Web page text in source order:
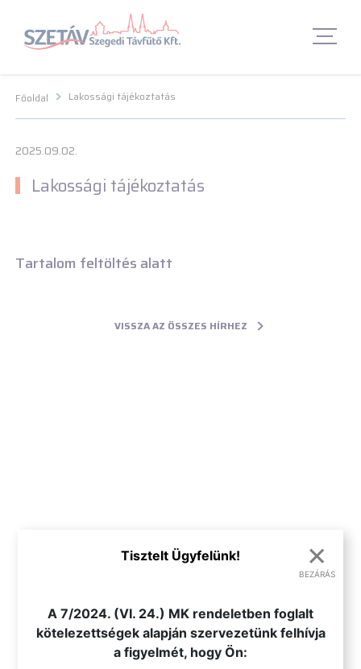
Navigációs menü segédlet
Fő Navigációs menü Fő Navigációs menü Fő tartalom Fő
Főoldal Lakossági tájékoztatás
2025.09.02.
Lakossági tájékoztatás
Tartalom feltöltés alatt
VISSZA AZ ÖSSZES HÍRHEZ
×
BEZÁRÁS
Tisztelt Ügyfelünk!
A 7/2024. (VI. 24.) MK rendeletben foglalt
kötelezettségek alapján szervezetünk felhívja
a figyelmét, hogy Ön: